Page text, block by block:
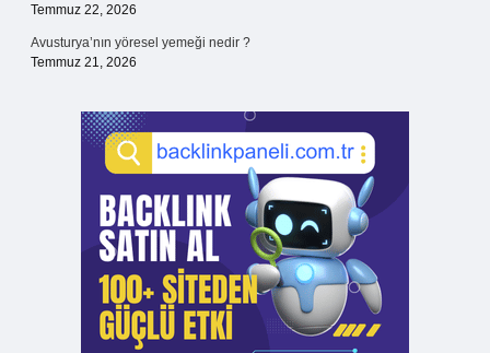
Temmuz 22, 2026
Avusturya’nın yöresel yemeği nedir ?
Temmuz 21, 2026